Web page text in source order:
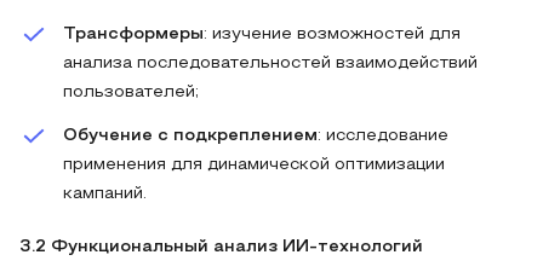
Трансформеры: изучение возможностей для
анализа последовательностей взаимодействий
пользователей;
Обучение с подкреплением: исследование
применения для динамической оптимизации
кампаний.
3.2 Функциональный анализ ИИ-технологий